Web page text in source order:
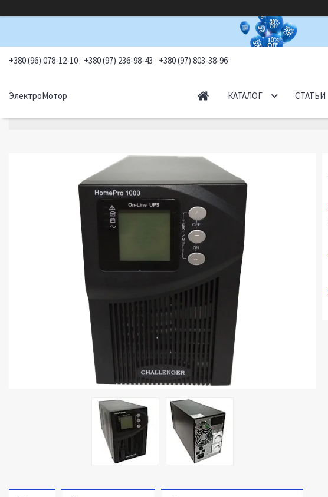
+380 (96) 078-12-10 +380 (97) 236-98-43 +380 (97) 803-38-96
ЭлектроМотор КАТАЛОГ СТАТЬИ